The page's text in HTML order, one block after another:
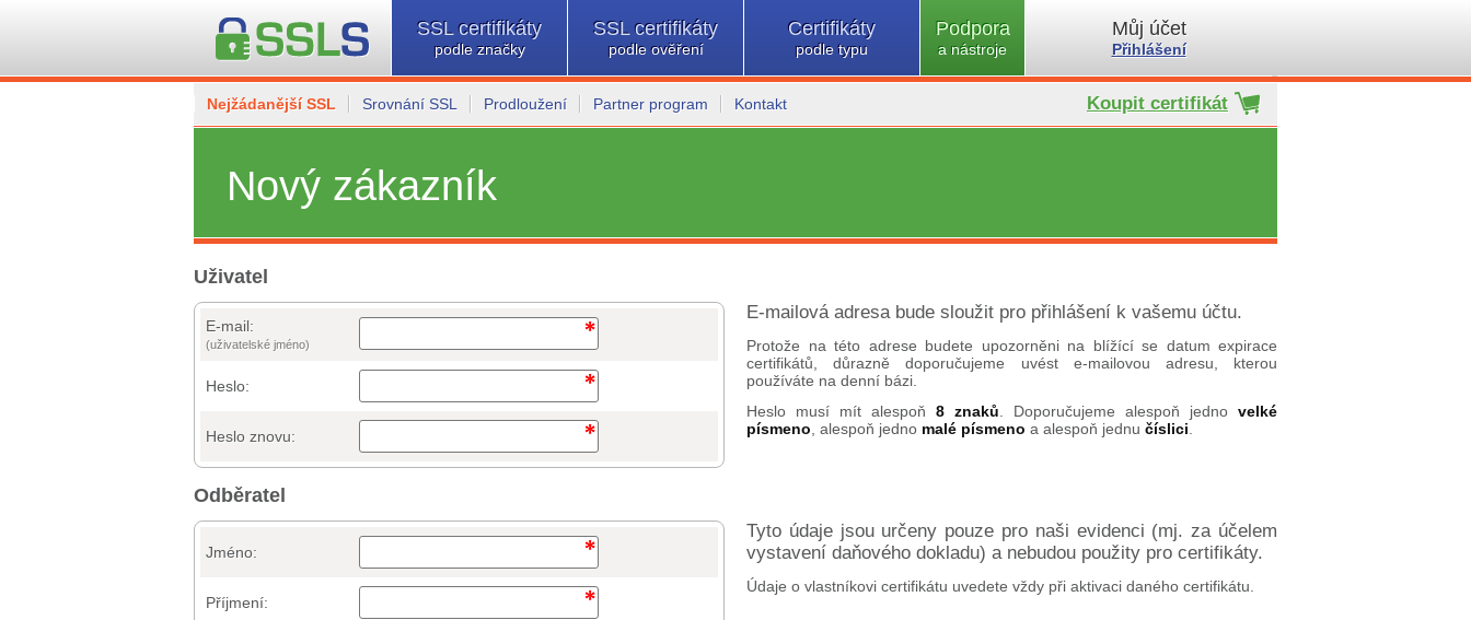
SSL certifikáty
podle značky
SSL certifikáty
podle ověření
Certifikáty
podle typu
Podpora
a nástroje
Můj účet
Přihlášení
Nejžádanější SSL Srovnání SSL Prodloužení Partner program Kontakt Koupit certifikát
Nový zákazník
Uživatel
E-mail:
(uživatelské jméno)
Heslo:
Heslo znovu:
E-mailová adresa bude sloužit pro přihlášení k vašemu účtu.
Protože na této adrese budete upozorněni na blížící se datum expirace
certifikátů, důrazně doporučujeme uvést e-mailovou adresu, kterou
používáte na denní bázi.
Heslo musí mít alespoň 8 znaků . Doporučujeme alespoň jedno velké
písmeno , alespoň jedno malé písmeno a alespoň jednu číslici
Odběratel
Jméno:
Příjmení:
Tyto údaje jsou určeny pouze pro naši evidenci (mj. za účelem
vystavení daňového dokladu) a nebudou použity pro certifikáty.
Údaje o vlastníkovi certifikátu uvedete vždy při aktivaci daného certifikátu.